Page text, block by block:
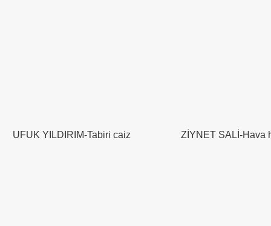
UFUK YILDIRIM-Tabiri caiz ZİYNET SALİ-Hava